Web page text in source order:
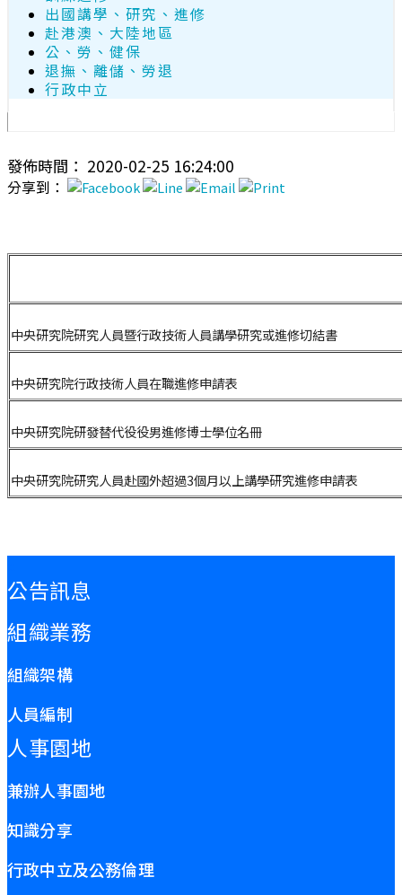
出國講學、研究、進修
赴港澳、大陸地區
公、勞、健保
退撫、離儲、勞退
行政中立
發佈時間： 2020-02-25 16:24:00
分享到：
中央研究院研究人員暨行政技術人員講學研究或進修切結書
中央研究院行政技術人員在職進修申請表
中央研究院研發替代役役男進修博士學位名冊
中央研究院研究人員赴國外超過3個月以上講學研究進修申請表
公告訊息
組織業務
組織架構
人員編制
人事園地
兼辦人事園地
知識分享
行政中立及公務倫理